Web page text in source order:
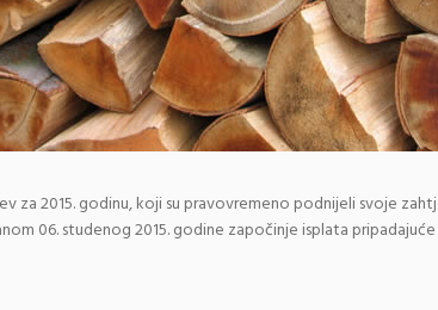
za 2015. godinu, koji su pravovremeno podnijeli svoje
06. studenog 2015. godine započinje isplata